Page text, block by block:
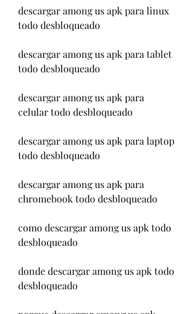
descargar among us apk para linux
todo desbloqueado
descargar among us apk para tablet
todo desbloqueado
descargar among us apk para
celular todo desbloqueado
descargar among us apk para laptop
todo desbloqueado
descargar among us apk para
chromebook todo desbloqueado
como descargar among us apk todo
desbloqueado
donde descargar among us apk todo
desbloqueado